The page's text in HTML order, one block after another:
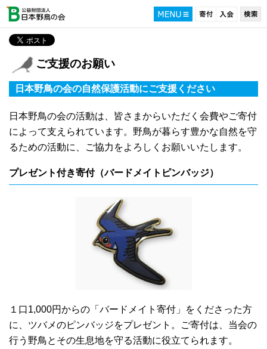
ご支援のお願い
日本野鳥の会の自然保護活動にご支援ください
日本野鳥の会の活動は、皆さまからいただく会費やご寄付
によって支えられています。野鳥が暮らす豊かな自然を守
るための活動に、ご協力をよろしくお願いいたします。
プレゼント付き寄付（バードメイトピンバッジ）
１口1,000円からの「バードメイト寄付」をくださった方
に、ツバメのピンバッジをプレゼント。ご寄付は、当会の
行う野鳥とその生息地を守る活動に役立てられます。